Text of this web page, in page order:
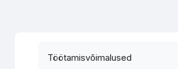
Töötamisvõimalused